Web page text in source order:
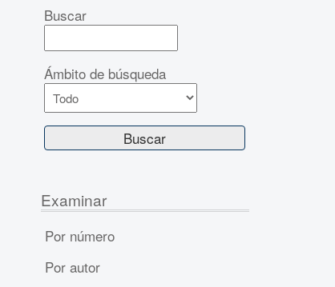
Buscar
Ámbito de búsqueda
Examinar
Por número
Por autor